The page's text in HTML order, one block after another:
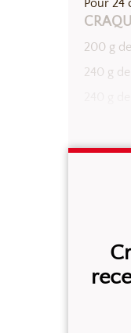
Pour 24
200 g
240 g